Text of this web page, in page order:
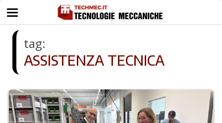
tag:
ASSISTENZA TECNICA